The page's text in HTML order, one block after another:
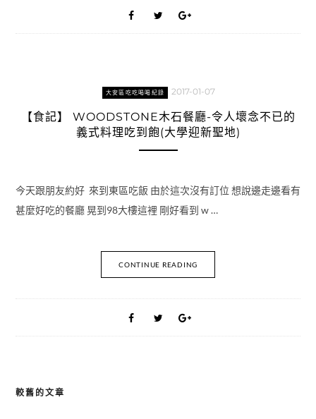
大安區吃吃喝喝紀錄 2017-01-07
【食記】 WOODSTONE木石餐廳-令人壞念不已的
義式料理吃到飽(大學迎新聖地)
今天跟朋友約好 來到東區吃飯 由於這次沒有訂位 想說邊走邊看有
甚麼好吃的餐廳 晃到98大樓這裡 剛好看到 w …
CONTINUE READING
文
較舊的文章